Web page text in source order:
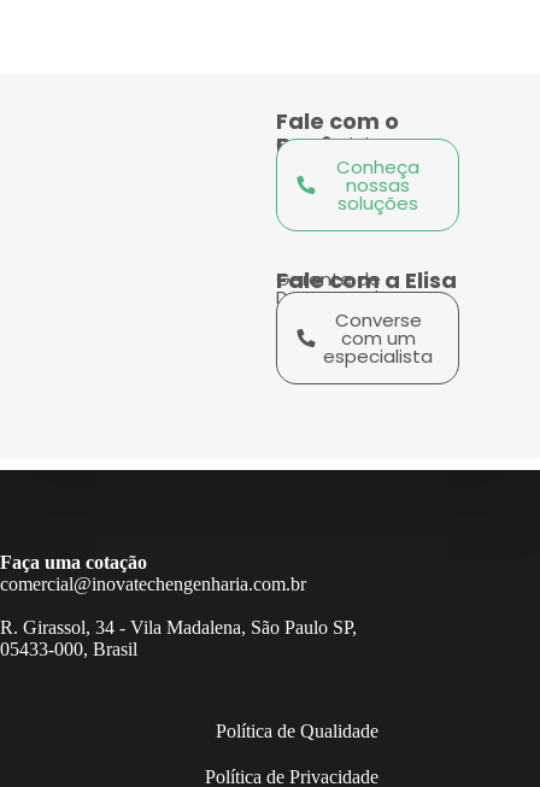
Fale com o
Benê
Comercial
Conheça
nossas
soluções
Fale com a Elisa
Gerente de
Desempenho
Converse
com um
especialista
Faça uma cotação
comercial@inovatechengenharia.com.br
R. Girassol, 34 - Vila Madalena, São Paulo SP,
05433-000, Brasil
Política de Qualidade
Política de Privacidade